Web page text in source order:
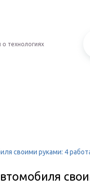
о технологиях
своими руками: 4